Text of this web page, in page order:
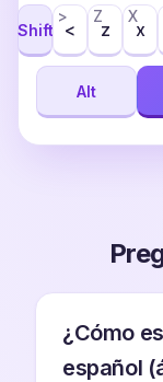
Shift <
>
z
Z
x
X
Alt
¿Cómo
español